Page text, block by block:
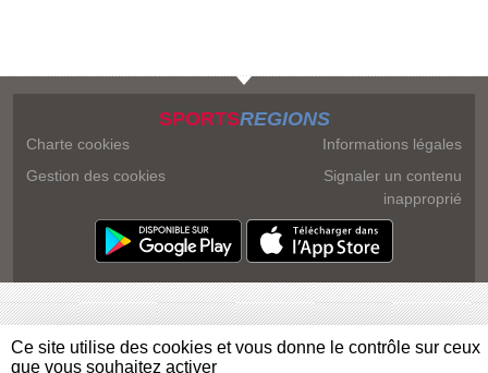
SPORTSREGIONS
Charte cookies
Gestion des cookies
Informations légales
Signaler un contenu
inapproprié
Ce site utilise des cookies et vous donne le contrôle sur ceux
que vous souhaitez activer